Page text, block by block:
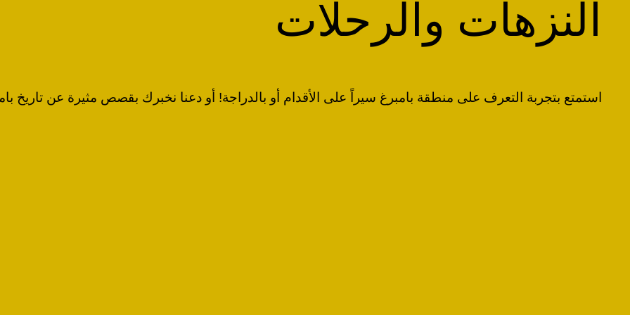
‏النزهات والرحلات‏
‏استمتع بتجربة التعرف على منطقة بامبرغ سيراً على الأقدام أو بالدراجة!‏ أو دعنا نخبرك بقصص مثيرة عن تاريخ